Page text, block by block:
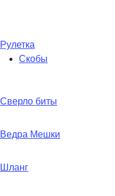
Рулетка
Скобы
Сверло биты
Ведра Мешки
Шланг